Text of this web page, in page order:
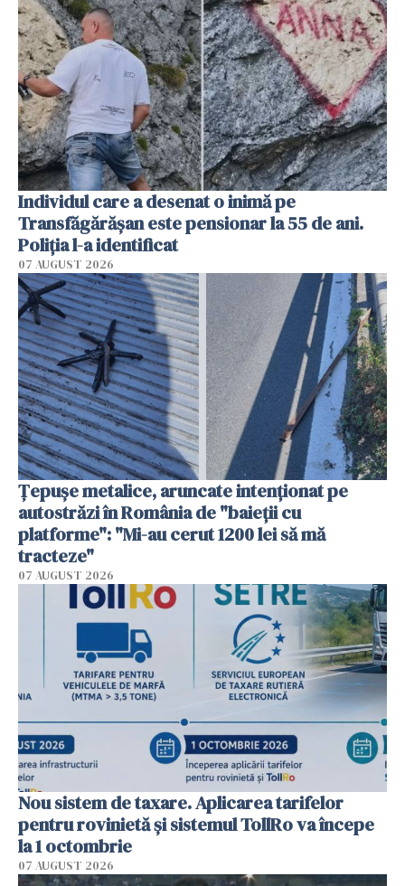
Individul care a desenat o inimă pe
Transfăgărășan este pensionar la 55 de ani.
Poliția l-a identificat
07 AUGUST 2026
Țepușe metalice, aruncate intenționat pe
autostrăzi în România de "baieții cu
platforme": "Mi-au cerut 1200 lei să mă
tracteze"
07 AUGUST 2026
Nou sistem de taxare. Aplicarea tarifelor
pentru rovinietă şi sistemul TollRo va începe
la 1 octombrie
07 AUGUST 2026